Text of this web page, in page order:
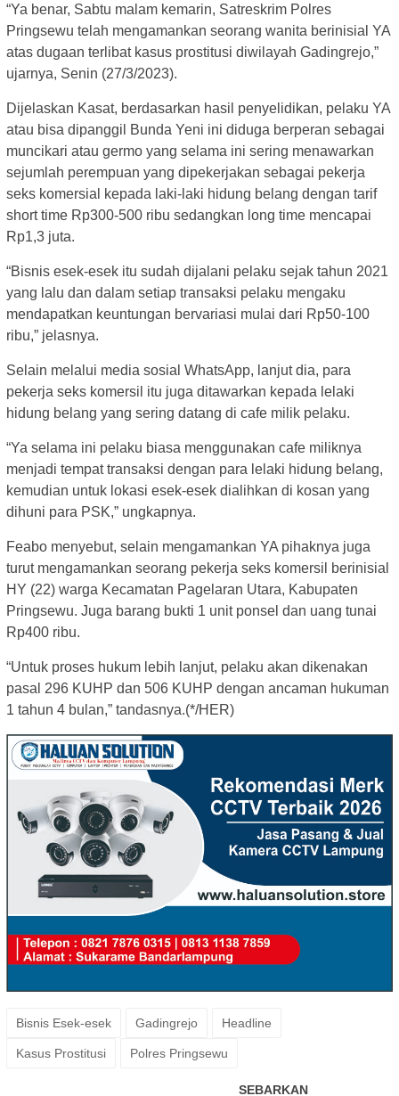
“Ya benar, Sabtu malam kemarin, Satreskrim Polres
Pringsewu telah mengamankan seorang wanita berinisial YA
atas dugaan terlibat kasus prostitusi diwilayah Gadingrejo,”
ujarnya, Senin (27/3/2023).
Dijelaskan Kasat, berdasarkan hasil penyelidikan, pelaku YA
atau bisa dipanggil Bunda Yeni ini diduga berperan sebagai
muncikari atau germo yang selama ini sering menawarkan
sejumlah perempuan yang dipekerjakan sebagai pekerja
seks komersial kepada laki-laki hidung belang dengan tarif
short time Rp300-500 ribu sedangkan long time mencapai
Rp1,3 juta.
“Bisnis esek-esek itu sudah dijalani pelaku sejak tahun 2021
yang lalu dan dalam setiap transaksi pelaku mengaku
mendapatkan keuntungan bervariasi mulai dari Rp50-100
ribu,” jelasnya.
Selain melalui media sosial WhatsApp, lanjut dia, para
pekerja seks komersil itu juga ditawarkan kepada lelaki
hidung belang yang sering datang di cafe milik pelaku.
“Ya selama ini pelaku biasa menggunakan cafe miliknya
menjadi tempat transaksi dengan para lelaki hidung belang,
kemudian untuk lokasi esek-esek dialihkan di kosan yang
dihuni para PSK,” ungkapnya.
Feabo menyebut, selain mengamankan YA pihaknya juga
turut mengamankan seorang pekerja seks komersil berinisial
HY (22) warga Kecamatan Pagelaran Utara, Kabupaten
Pringsewu. Juga barang bukti 1 unit ponsel dan uang tunai
Rp400 ribu.
“Untuk proses hukum lebih lanjut, pelaku akan dikenakan
pasal 296 KUHP dan 506 KUHP dengan ancaman hukuman
1 tahun 4 bulan,” tandasnya.(*/HER)
Bisnis Esek-esek Gadingrejo Headline
Kasus Prostitusi Polres Pringsewu
SEBARKAN